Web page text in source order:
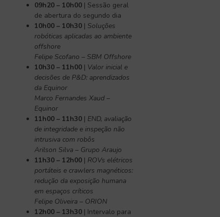
09h20 – 10h00 | Sessão geral
de abertura do segundo dia
10h00 – 10h30 | Soluções
robóticas aplicadas ao ambiente
offshore
Felipe Scofano – SBM Offshore
10h30 – 11h00 | Valor inicial e
decisões de P&D: aprendizados
da Equinor
Marco Fernandes Xaud –
Equinor
11h00 – 11h30 | END, avaliação
de integridade e inspeção não
intrusiva com robôs
Arilson Silva – Grupo Araujo
11h30 – 12h00 | ROVs elétricos
portáteis e crawlers magnéticos:
redução da exposição humana
em espaços críticos
Felipe Oliveira – ORION
12h00 – 13h30 | Intervalo para